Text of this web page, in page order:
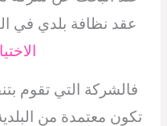
عقد نظافة بلدي في
فالشركة التي تقوم
تكون معتمدة من